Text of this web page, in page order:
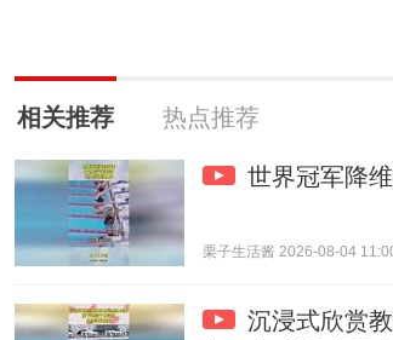
相关推荐 热点推荐
世界冠军降
栗子生活酱 2026-08-04
沉浸式欣赏